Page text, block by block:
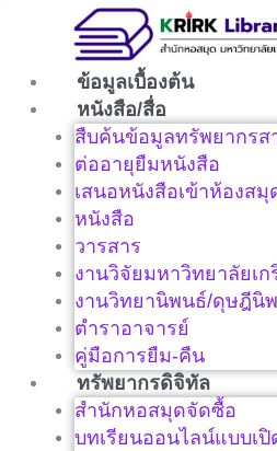
ข้อมูลเบื้องต้น
หนังสือ/สื่อ
สืบค้นข้อมูลทรัพยากรส
ต่ออายุยืมหนังสือ
เสนอหนังสือเข้าห้องสมุ
หนังสือ
วารสาร
งานวิจัยมหาวิทยาลัยเก
งานวิทยานิพนธ์/ดุษฎีนิ
ตำราอาจารย์
คู่มือการยืม-คืน
ทรัพยากรดิจิทัล
สำนักหอสมุดจัดซื้อ
บทเรียนออนไลน์แบบเ